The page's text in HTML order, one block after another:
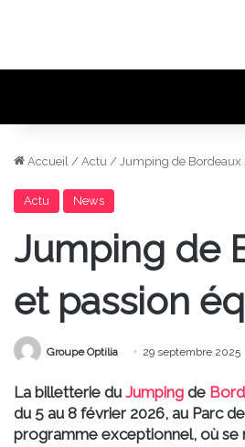
Accueil / Actu / Jumping de Bordeaux
Actu News
Jumping de
et passion
Groupe Optilia 29 septembre 2025
La billetterie du Jumping de
du 5 au 8 février 2026, au Parc
programme exceptionnel, où se